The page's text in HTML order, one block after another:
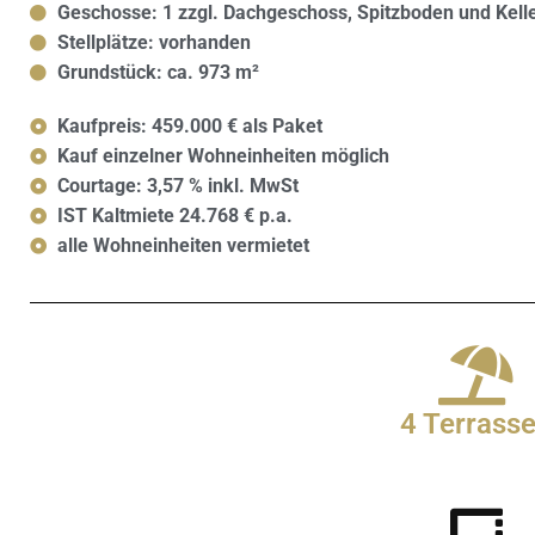
Geschosse: 1 zzgl. Dachgeschoss, Spitzboden und
Stellplätze: vorhanden
Grundstück: ca. 973 m²
Kaufpreis: 459.000 € als Paket
Kauf einzelner Wohneinheiten möglich
Courtage: 3,57 % inkl. MwSt
IST Kaltmiete 24.768 € p.a.
alle Wohneinheiten vermietet
4